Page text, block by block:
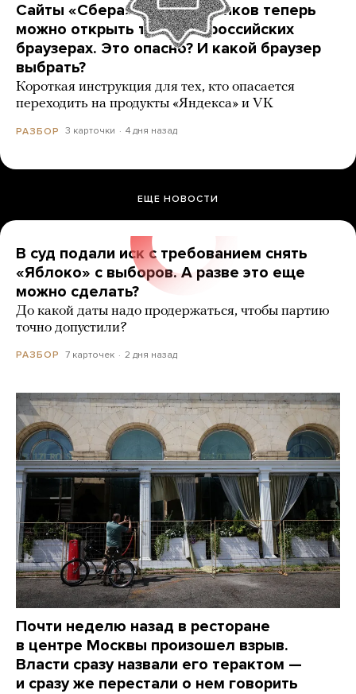
Сайты «Сбера» и других банков теперь
можно открыть только в российских
браузерах. Это опасно? И какой браузер
выбрать?
Короткая инструкция для тех, кто опасается
переходить на продукты «Яндекса» и VK
РАЗБОР 3 карточки 4 дня назад
ЕЩЕ НОВОСТИ
В суд подали иск с требованием снять
«Яблоко» с выборов. А разве это еще
можно сделать?
До какой даты надо продержаться, чтобы партию
точно допустили?
РАЗБОР 7 карточек 2 дня назад
Почти неделю назад в ресторане
в центре Москвы произошел взрыв.
Власти сразу назвали его терактом —
и сразу же перестали о нем говорить